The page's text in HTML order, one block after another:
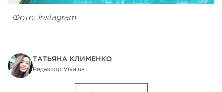
Фото: Instagram
ТАТЬЯНА КЛИМЕНКО
Редактор Viva.ua